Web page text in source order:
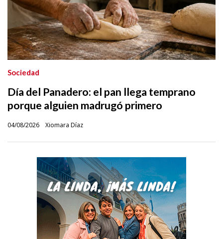
Día del Panadero: el pan llega temprano
porque alguien madrugó primero
Xiomara Díaz
Sociedad
04/08/2026